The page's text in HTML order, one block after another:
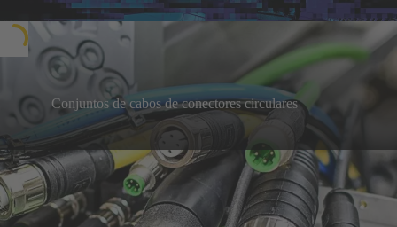
Conjuntos de cabos de conectores circulares
Fácil de conectar, com benefícios imediatos:
soluções plug-and-play, personalizadas de acordo
com suas necessidades
Saiba mais